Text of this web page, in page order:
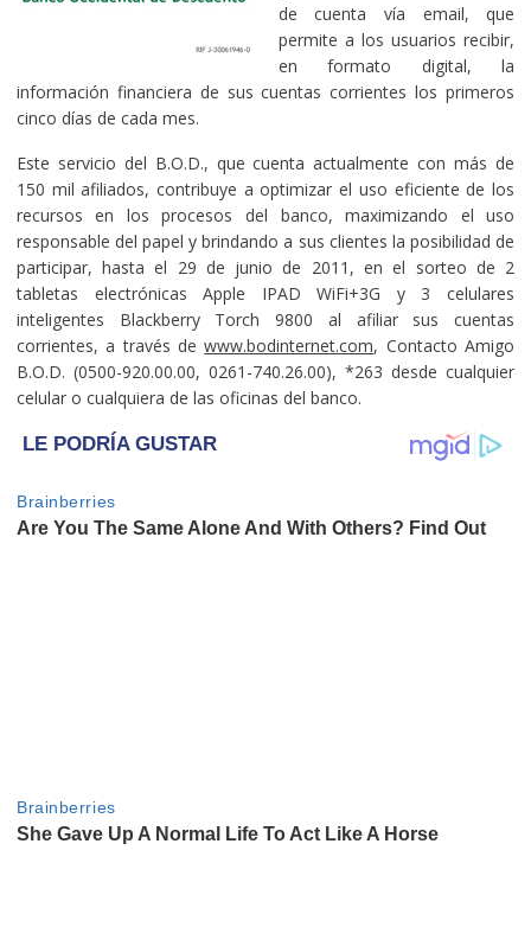
de cuenta vía email, que
permite a los usuarios recibir,
en formato digital, la
información financiera de sus cuentas corrientes los primeros
cinco días de cada mes.
Este servicio del B.O.D., que cuenta actualmente con más de
150 mil afiliados, contribuye a optimizar el uso eficiente de los
recursos en los procesos del banco, maximizando el uso
responsable del papel y brindando a sus clientes la posibilidad de
participar, hasta el 29 de junio de 2011, en el sorteo de 2
tabletas electrónicas Apple IPAD WiFi+3G y 3 celulares
inteligentes Blackberry Torch 9800 al afiliar sus cuentas
corrientes, a través dewww.bodinternet.com, Contacto Amigo
B.O.D. (0500-920.00.00, 0261-740.26.00), *263 desde cualquier
celular o cualquiera de las oficinas del banco.